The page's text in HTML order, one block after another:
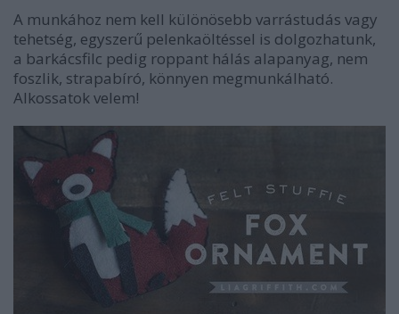
A munkához nem kell különösebb varrástudás vagy
tehetség, egyszerű pelenkaöltéssel is dolgozhatunk,
a barkácsfilc pedig roppant hálás alapanyag, nem
foszlik, strapabíró, könnyen megmunkálható.
Alkossatok velem!